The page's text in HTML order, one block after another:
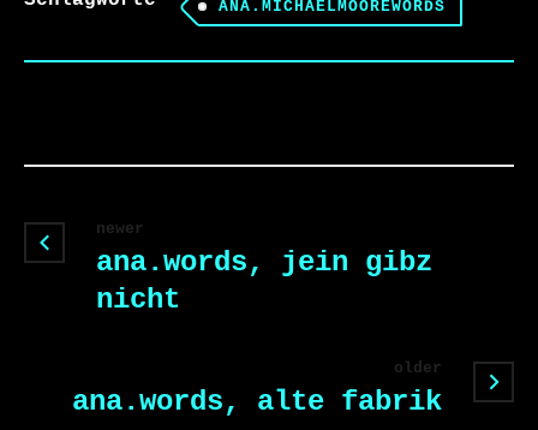
ANA.MICHAELMOOREWORDS
newer
ana.words, jein gibz
nicht
older
ana.words, alte fabrik